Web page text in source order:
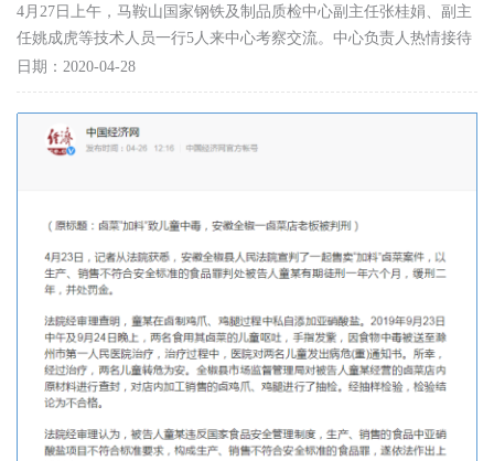
4月27日上午，马鞍山国家钢铁及制品质检中心副主任张桂娟、副主
任姚成虎等技术人员一行5人来中心考察交流。中心负责人热情接待
了张主任一行。 在考察过程中，中心负责人带宾客...
日期：2020-04-28